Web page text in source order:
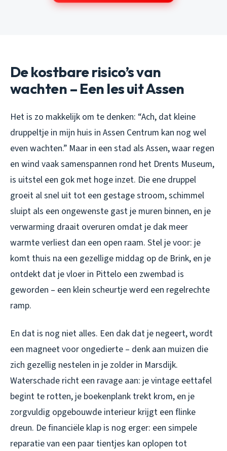
De kostbare risico’s van
wachten – Een les uit Assen
Het is zo makkelijk om te denken: “Ach, dat kleine
druppeltje in mijn huis in Assen Centrum kan nog wel
even wachten.” Maar in een stad als Assen, waar regen
en wind vaak samenspannen rond het Drents Museum,
is uitstel een gok met hoge inzet. Die ene druppel
groeit al snel uit tot een gestage stroom, schimmel
sluipt als een ongewenste gast je muren binnen, en je
verwarming draait overuren omdat je dak meer
warmte verliest dan een open raam. Stel je voor: je
komt thuis na een gezellige middag op de Brink, en je
ontdekt dat je vloer in Pittelo een zwembad is
geworden – een klein scheurtje werd een regelrechte
ramp.
En dat is nog niet alles. Een dak dat je negeert, wordt
een magneet voor ongedierte – denk aan muizen die
zich gezellig nestelen in je zolder in Marsdijk.
Waterschade richt een ravage aan: je vintage eettafel
begint te rotten, je boekenplank trekt krom, en je
zorgvuldig opgebouwde interieur krijgt een flinke
dreun. De financiële klap is nog erger: een simpele
reparatie van een paar tientjes kan oplopen tot